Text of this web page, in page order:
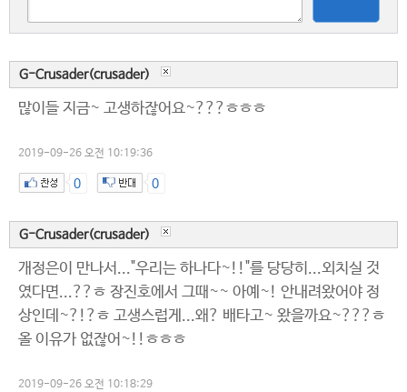
G-Crusader(crusader)
많이들 지금~ 고생하잖어요~???ㅎㅎㅎ
2019-09-26 오전 10:19:36
0 0
G-Crusader(crusader)
개정은이 만나서..."우리는 하나다~!!"를 당당히...외치실 것
였다면...??ㅎ 장진호에서 그때~~ 아예~! 안내려왔어야 정
상인데~?!?ㅎ 고생스럽게...왜? 배타고~ 왔을까요~???ㅎ
올 이유가 없잖어~!!ㅎㅎㅎ
2019-09-26 오전 10:18:29